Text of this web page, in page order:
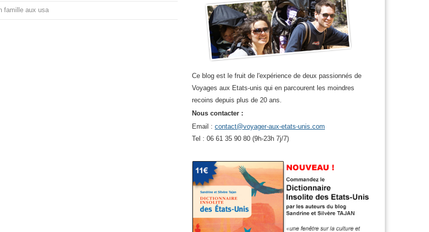
famille aux usa
Ce blog est le fruit de l'expérience de deux passionnés de
Voyages aux Etats-unis qui en parcourent les moindres
recoins depuis plus de 20 ans.
Nous contacter :
Email : contact@voyager-aux-etats-unis.com
Tel : 06 61 35 90 80 (9h-23h 7j/7)